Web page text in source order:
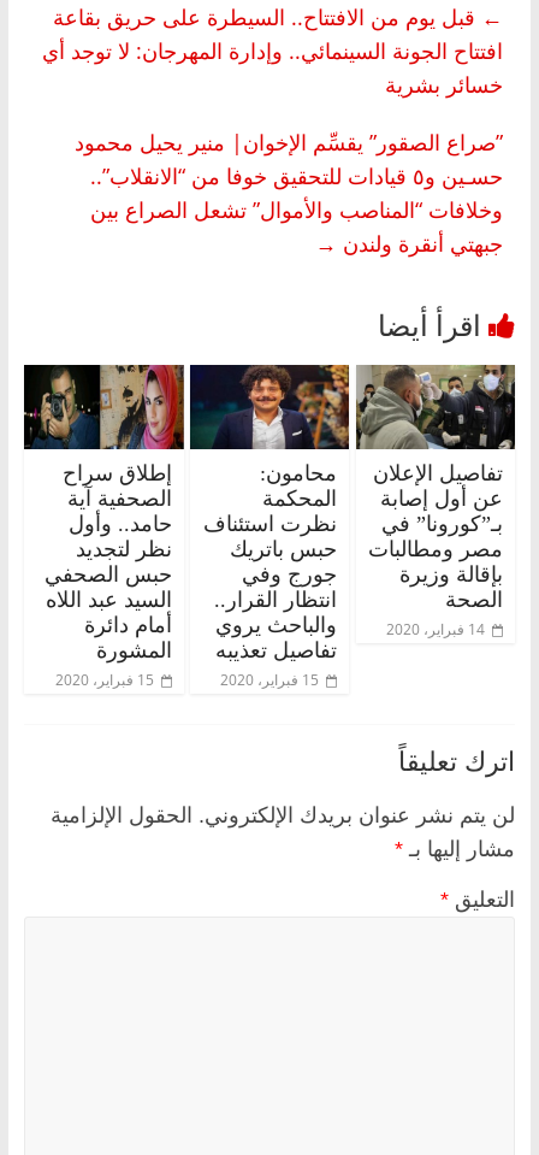
← قبل يوم من الافتتاح.. السيطرة على حريق بقاعة
افتتاح الجونة السينمائي.. وإدارة المهرجان: لا توجد أي
خسائر بشرية
‏”صراع الصقور” يقسِّم الإخوان| منير يحيل محمود
حسـين و٥ قيادات للتحقيق خوفا من “الانقلاب”..
وخلافات “المناصب والأموال” تشعل الصراع ‏بين
‏جبهتي أنقرة ولندن →
تفاصيل الإعلان
عن أول إصابة
بـ”كورونا” في
مصر ومطالبات
بإقالة وزيرة
الصحة
14 فبراير، 2020
محامون:
المحكمة
نظرت استئناف
حبس باتريك
جورج وفي
انتظار القرار..
والباحث يروي
تفاصيل تعذيبه
15 فبراير، 2020
إطلاق سراح
الصحفية آية
حامد.. وأول
نظر لتجديد
حبس الصحفي
السيد عبد اللاه
أمام دائرة
المشورة
15 فبراير، 2020
اترك تعليقاً
لن يتم نشر عنوان بريدك الإلكتروني. الحقول الإلزامية
مشار إليها بـ *
التعليق *